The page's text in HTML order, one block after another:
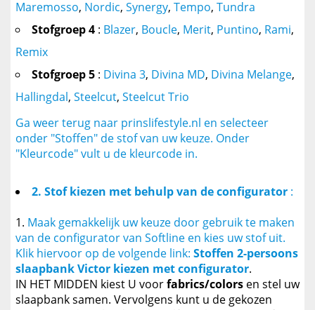
Maremosso, Nordic, Synergy, Tempo, Tundra
Stofgroep 4 : Blazer, Boucle, Merit, Puntino, Rami,
Remix
Stofgroep 5 : Divina 3, Divina MD, Divina Melange,
Hallingdal, Steelcut, Steelcut Trio
Ga weer terug naar prinslifestyle.nl en selecteer
onder "Stoffen" de stof van uw keuze. Onder
"Kleurcode" vult u de kleurcode in.
2. Stof kiezen met behulp van de configurator :
Maak gemakkelijk uw keuze door gebruik te maken
van de configurator van Softline en kies uw stof uit.
Klik hiervoor op de volgende link: Stoffen 2-persoons
slaapbank Victor kiezen met configurator.
IN HET MIDDEN kiest U voorfabrics/colors en stel uw
slaapbank samen. Vervolgens kunt u de gekozen